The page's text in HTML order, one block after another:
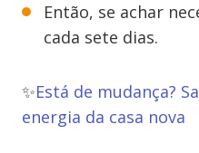
Então, se achar
cada sete dias.
✨Está de mudança?
energia da casa nova